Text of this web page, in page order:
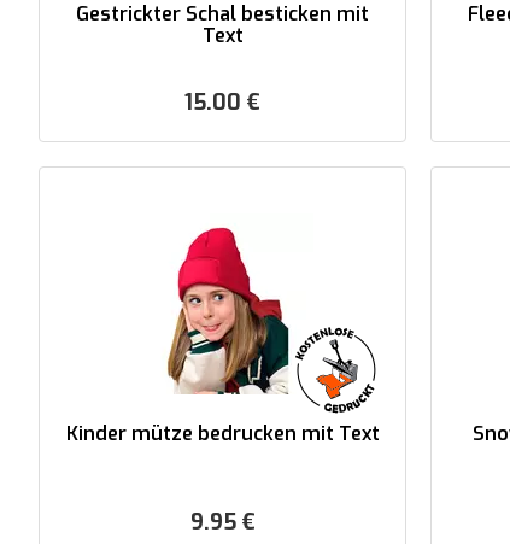
Gestrickter Schal besticken mit
Text
15.00 €
Kinder mütze bedrucken mit Text
9.95 €